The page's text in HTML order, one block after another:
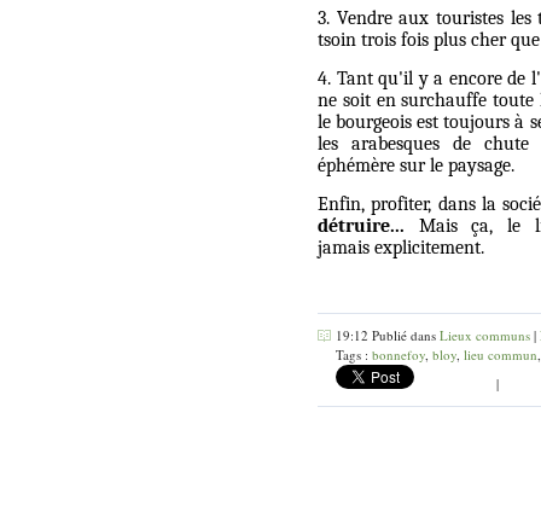
3. Vendre aux touristes
tsoin trois fois plus cher
4. Tant qu'il y a encore de
ne soit en surchauffe toute
le bourgeois est toujours à
les arabesques de
éphémère sur le paysage.
Enfin, profiter, dans la
détruire... Mais ça, le
jamais explicitement.
19:12 Publié dans Lieux communs |
Tags : bonnefoy, bloy, lieu commun
|